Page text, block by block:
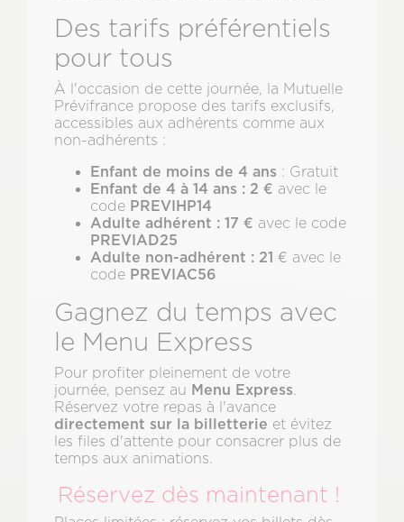
Des tarifs préférentiels
pour tous
À l'occasion de cette journée, la Mutuelle
Prévifrance propose des tarifs exclusifs,
accessibles aux adhérents comme aux
non-adhérents :
Enfant de moins de 4 ans : Gratuit
Enfant de 4 à 14 ans : 2 € avec le
code PREVIHP14
Adulte adhérent : 17 € avec le code
PREVIAD25
Adulte non-adhérent : 21 € avec le
code PREVIAC56
Gagnez du temps avec
le Menu Express
Pour profiter pleinement de votre
journée, pensez au Menu Express.
Réservez votre repas à l'avance
directement sur la billetterie et évitez
les files d'attente pour consacrer plus de
temps aux animations.
Réservez dès maintenant !